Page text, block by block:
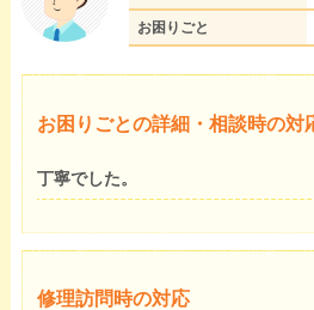
お困りごと
お困りごとの詳細・相談時の対
丁寧でした。
修理訪問時の対応